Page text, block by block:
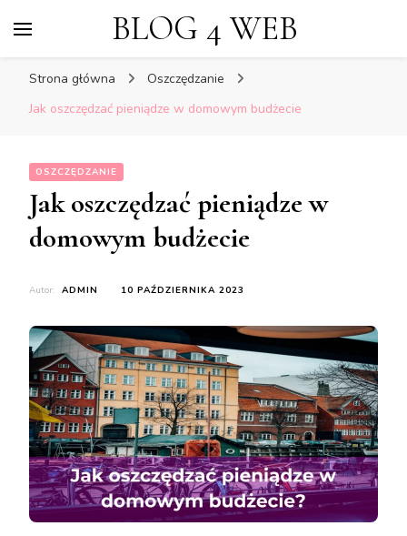
BLOG 4 WEB
Strona główna
Oszczędzanie
Jak oszczędzać pieniądze w domowym budżecie
OSZCZĘDZANIE
Jak oszczędzać pieniądze w
domowym budżecie
Autor: ADMIN 10 PAŹDZIERNIKA 2023